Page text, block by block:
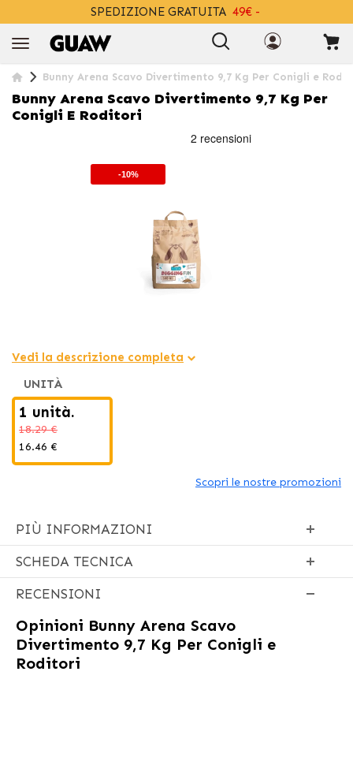
SPEDIZIONE GRATUITA 49€ -
Bunny Arena Scavo Divertimento 9,7 Kg Per Conigli e
Bunny Arena Scavo Divertimento 9,7 Kg Per
Conigli E Roditori
-10%
Vedi la descrizione completa
UNITÀ
1 unità.
18.29 €
16.46 €
Scopri le nostre promozioni
PIÙ INFORMAZIONI
SCHEDA TECNICA
RECENSIONI
Opinioni Bunny Arena Scavo
Divertimento 9,7 Kg Per Conigli e
Roditori